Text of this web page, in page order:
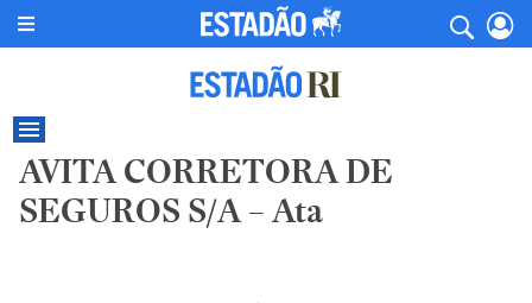
AVITA CORRETORA DE
SEGUROS S/A – Ata